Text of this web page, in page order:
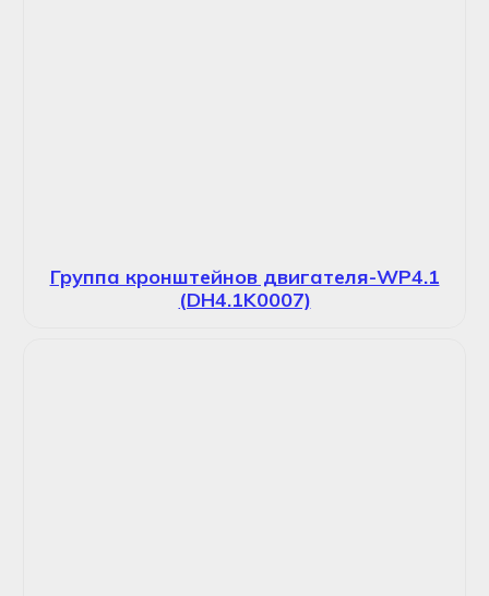
Группа кронштейнов двигателя-WP4.1
(DH4.1K0007)